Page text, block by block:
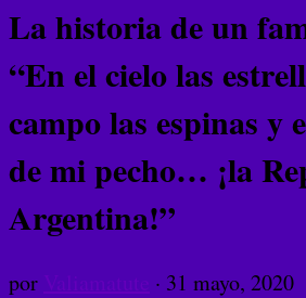
La historia de un
“En el cielo las
campo las espinas y
de mi pecho… ¡la
Argentina!”
por · 31 mayo, 2020